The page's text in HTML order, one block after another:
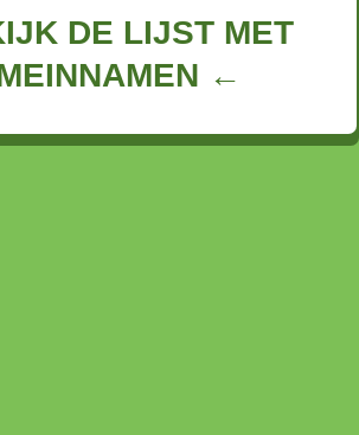
DE LIJST MET
←